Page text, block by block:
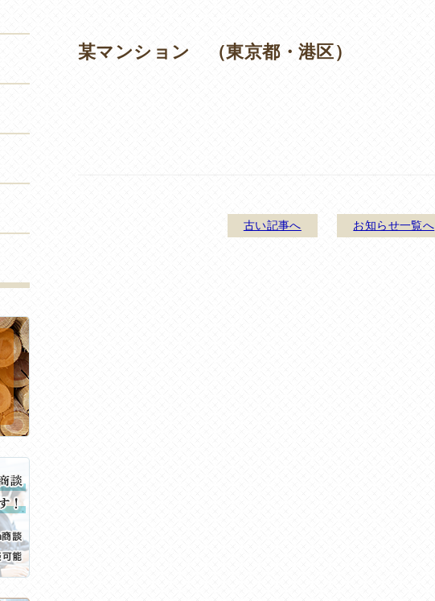
某マンション （東京都・港区）
古い記事へ お知らせ一覧へ